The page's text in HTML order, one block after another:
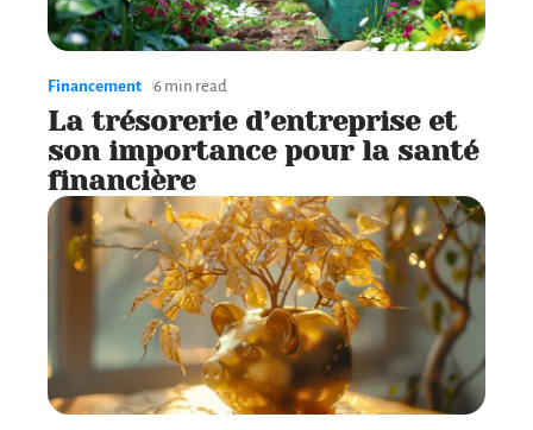
Financement 6 min read
La trésorerie d’entreprise et
son importance pour la santé
financière